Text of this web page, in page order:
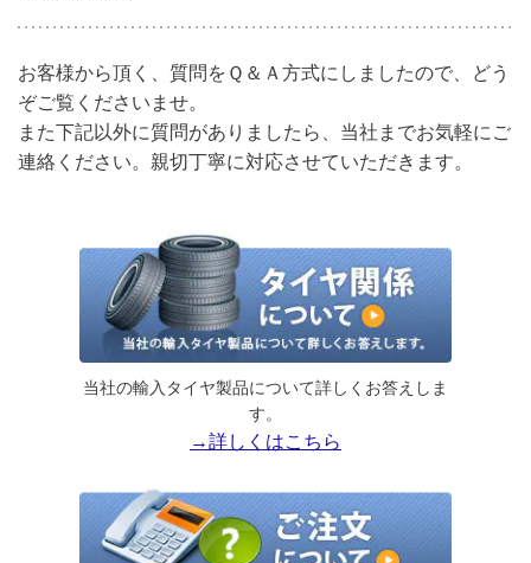
お客様から頂く、質問をＱ＆Ａ方式にしましたので、どう
ぞご覧くださいませ。
また下記以外に質問がありましたら、当社までお気軽にご
連絡ください。親切丁寧に対応させていただきます。
当社の輸入タイヤ製品について詳しくお答えしま
す。
→詳しくはこちら